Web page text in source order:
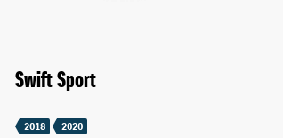
Swift Sport
2018 2020